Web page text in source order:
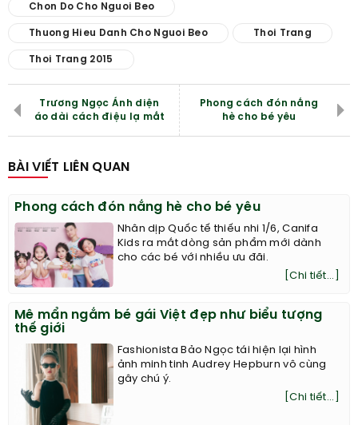
Chon Do Cho Nguoi Beo
Thuong Hieu Danh Cho Nguoi Beo Thoi Trang
Thoi Trang 2015
Trương Ngọc Ánh diện
áo dài cách điệu lạ mắt
Phong cách đón nắng
hè cho bé yêu
BÀI VIẾT LIÊN QUAN
Phong cách đón nắng hè cho bé yêu
Nhân dịp Quốc tế thiếu nhi 1/6, Canifa
Kids ra mắt dòng sản phẩm mới dành
cho các bé với nhiều ưu đãi.
[Chi tiết...]
Mê mẩn ngắm bé gái Việt đẹp như biểu tượng
thế giới
Fashionista Bảo Ngọc tái hiện lại hình
ảnh minh tinh Audrey Hepburn vô cùng
gây chú ý.
[Chi tiết...]